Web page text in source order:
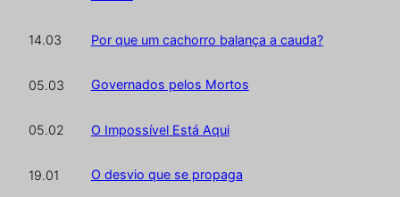
14.03 Por que um cachorro balança a cauda?
05.03 Governados pelos Mortos
05.02 O Impossível Está Aqui
19.01 O desvio que se propaga